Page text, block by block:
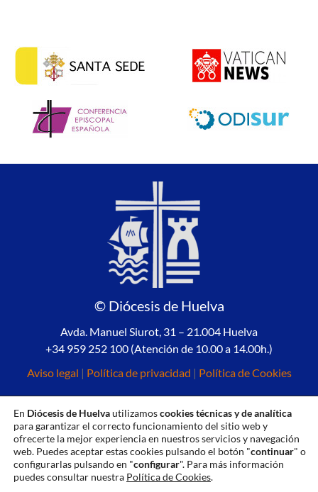
© Diócesis de Huelva
Avda. Manuel Siurot, 31 – 21.004 Huelva
+34 959 252 100 (Atención de 10.00 a 14.00h.)
Aviso legal | Política de privacidad | Política de Cookies
En Diócesis de Huelvautilizamoscookies técnicas y de analítica
para garantizar el correcto funcionamiento del sitio web y
ofrecerte la mejor experiencia en nuestros servicios y navegación
web. Puedes aceptar estas cookies pulsando el botón "continuar" o
configurarlas pulsando en "configurar". Para más información
puedes consultar nuestra Política de Cookies.